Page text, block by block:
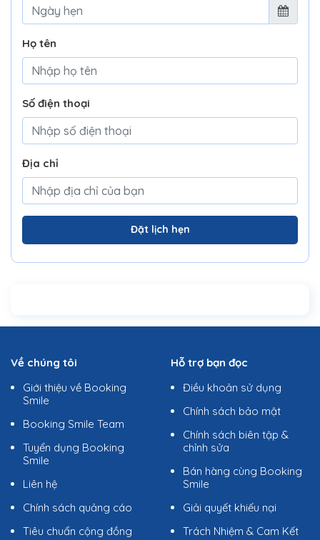
Họ tên
Số điện thoại
Địa chỉ
Đặt lịch hẹn
Về chúng tôi
Giới thiệu về Booking
Smile
Booking Smile Team
Tuyển dụng Booking
Smile
Liên hệ
Chính sách quảng cáo
Tiêu chuẩn cộng đồng
Hỗ trợ bạn đọc
Điều khoản sử dụng
Chính sách bảo mật
Chính sách biên tập &
chỉnh sửa
Bán hàng cùng Booking
Smile
Giải quyết khiếu nại
Trách Nhiệm & Cam Kết